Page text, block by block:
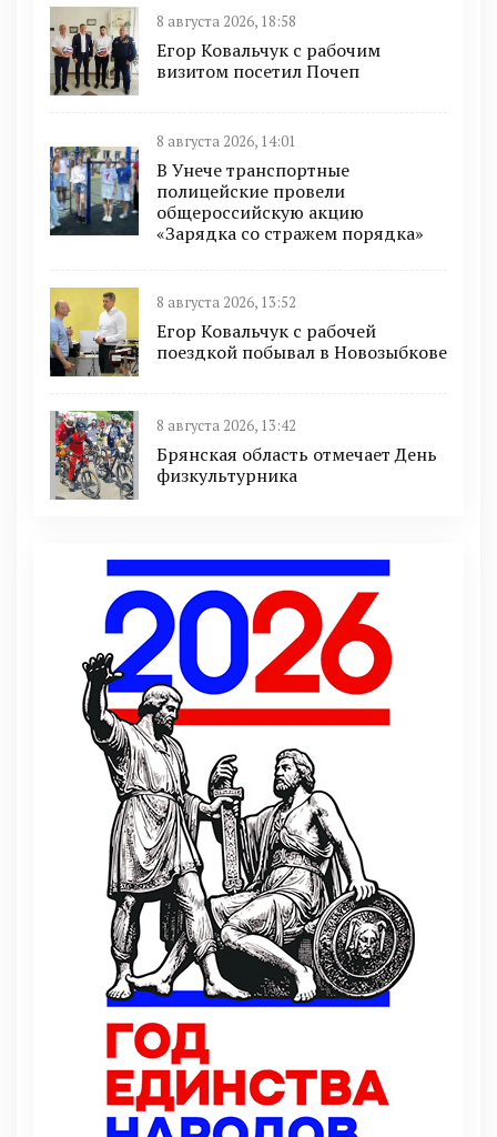
8 августа 2026, 18:58
Егор Ковальчук с рабочим
визитом посетил Почеп
8 августа 2026, 14:01
В Унече транспортные
полицейские провели
общероссийскую акцию
«Зарядка со стражем порядка»
8 августа 2026, 13:52
Егор Ковальчук с рабочей
поездкой побывал в Новозыбкове
8 августа 2026, 13:42
Брянская область отмечает День
физкультурника